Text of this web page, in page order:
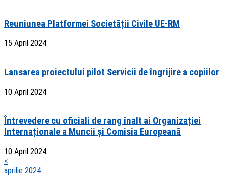
Reuniunea Platformei Societății Civile UE-RM
15 April 2024
Lansarea proiectului pilot Servicii de îngrijire a copiilor
10 April 2024
Întrevedere cu oficiali de rang înalt ai Organizației
Internaționale a Muncii și Comisia Europeană
10 April 2024
<
aprilie 2024